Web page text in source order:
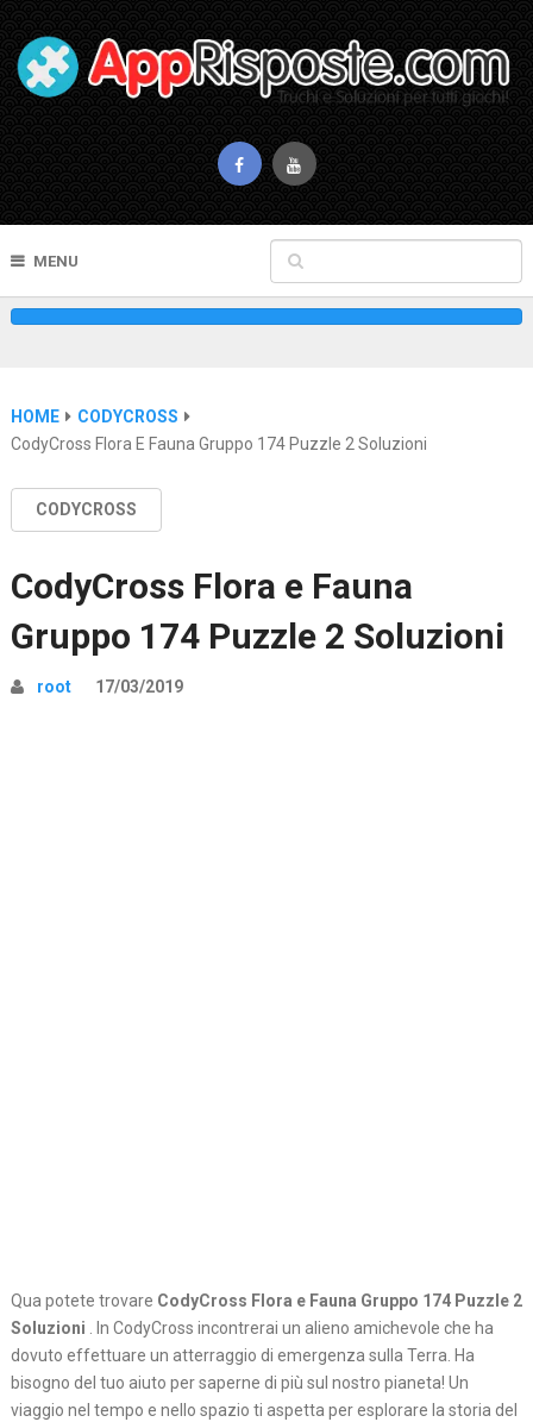
MENU
HOME
CODYCROSS
CodyCross Flora E Fauna Gruppo 174 Puzzle 2 Soluzioni
CODYCROSS
CodyCross Flora e Fauna
Gruppo 174 Puzzle 2 Soluzioni
root 17/03/2019
Qua potete trovare CodyCross Flora e Fauna Gruppo 174 Puzzle 2
Soluzioni . In CodyCross incontrerai un alieno amichevole che ha
dovuto effettuare un atterraggio di emergenza sulla Terra. Ha
bisogno del tuo aiuto per saperne di più sul nostro pianeta! Un
viaggio nel tempo e nello spazio ti aspetta per esplorare la storia del